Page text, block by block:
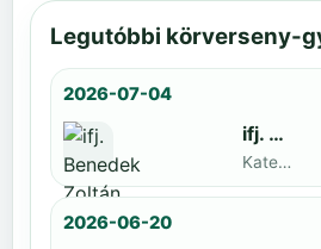
Legutóbbi körverseny-
2026-07-04
ifj. Benedek Zoltán
Kategoria1 neve · döntős: Lajkó Hunor
2026-06-20